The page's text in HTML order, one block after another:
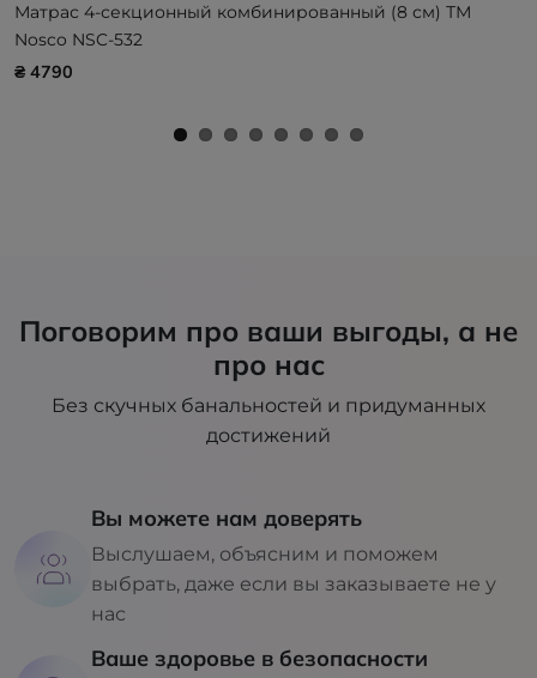
Матрас 4-секционный комбинированный (8 см) ТМ
Nosco NSC-532
₴ 4790
Поговорим про ваши выгоды, а не
про нас
Без скучных банальностей и придуманных
достижений
Вы можете нам доверять
Выслушаем, объясним и поможем
выбрать, даже если вы заказываете не у
нас
Ваше здоровье в безопасности